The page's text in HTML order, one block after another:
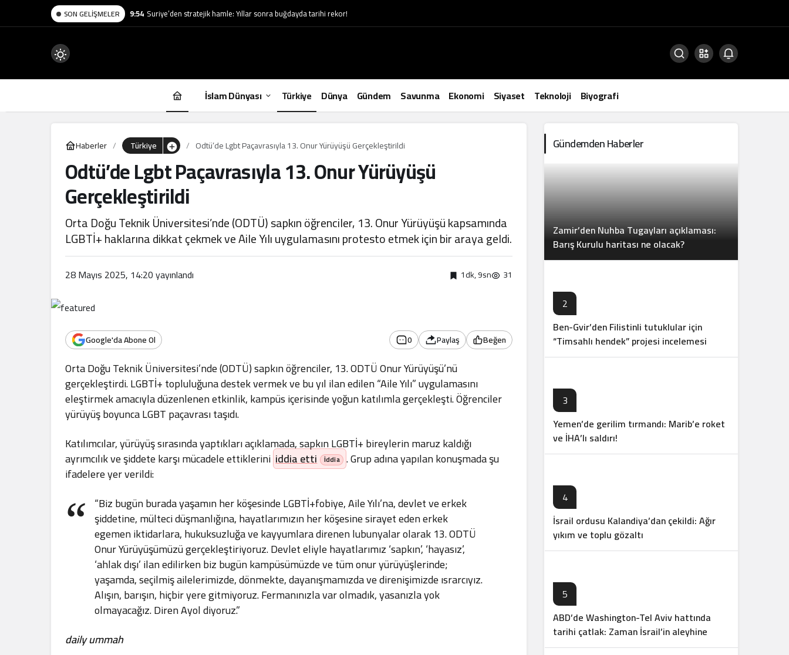
SON GELIŞMELER 9:54 Suriye’den stratejik hamle: Yıllar sonra buğdayda tarihi rekor!
Mod
değiştir
İslam Dünyası Türkiye Dünya Gündem Savunma Ekonomi Siyaset Teknoloji Biyografi
Haberler Türkiye Odtü’de Lgbt Paçavrasıyla 13. Onur Yürüyüşü Gerçekleştirildi
Odtü’de Lgbt Paçavrasıyla 13. Onur Yürüyüşü
Gerçekleştirildi
Orta Doğu Teknik Üniversitesi’nde (ODTÜ) sapkın öğrenciler, 13. Onur Yürüyüşü kapsamında
LGBTİ+ haklarına dikkat çekmek ve Aile Yılı uygulamasını protesto etmek için bir araya geldi.
28 Mayıs 2025, 14:20yayınlandı 1dk, 9sn 31
Google'da Abone Ol 0 Paylaş Beğen
Orta Doğu Teknik Üniversitesi’nde (ODTÜ) sapkın öğrenciler, 13. ODTÜ Onur Yürüyüşü’nü
gerçekleştirdi. LGBTİ+ topluluğuna destek vermek ve bu yıl ilan edilen “Aile Yılı” uygulamasını
eleştirmek amacıyla düzenlenen etkinlik, kampüs içerisinde yoğun katılımla gerçekleşti. Öğrenciler
yürüyüş boyunca LGBT paçavrası taşıdı.
Katılımcılar, yürüyüş sırasında yaptıkları açıklamada, sapkın LGBTİ+ bireylerin maruz kaldığı
ayrımcılık ve şiddete karşı mücadele ettiklerini iddia etti . Grup adına yapılan konuşmada şu
ifadelere yer verildi:
“Biz bugün burada yaşamın her köşesinde LGBTİ+fobiye, Aile Yılı’na, devlet ve erkek
şiddetine, mülteci düşmanlığına, hayatlarımızın her köşesine sirayet eden erkek
egemen iktidarlara, hukuksuzluğa ve kayyumlara direnen lubunyalar olarak 13. ODTÜ
Onur Yürüyüşümüzü gerçekleştiriyoruz. Devlet eliyle hayatlarımız ‘sapkın’, ‘hayasız’,
‘ahlak dışı’ ilan edilirken biz bugün kampüsümüzde ve tüm onur yürüyüşlerinde;
yaşamda, seçilmiş ailelerimizde, dönmekte, dayanışmamızda ve direnişimizde ısrarcıyız.
Alışın, barışın, hiçbir yere gitmiyoruz. Fermanınızla var olmadık, yasanızla yok
olmayacağız. Diren Ayol diyoruz.”
daily ummah
Gündemden Haberler
Zamir’den Nuhba Tugayları açıklaması:
Barış Kurulu haritası ne olacak?
2
Ben-Gvir’den Filistinli tutuklular için
“Timsahlı hendek” projesi incelemesi
3
Yemen’de gerilim tırmandı: Marib’e roket
ve İHA’lı saldırı!
4
İsrail ordusu Kalandiya’dan çekildi: Ağır
yıkım ve toplu gözaltı
5
ABD’de Washington-Tel Aviv hattında
tarihi çatlak: Zaman İsrail’in aleyhine
işliyor